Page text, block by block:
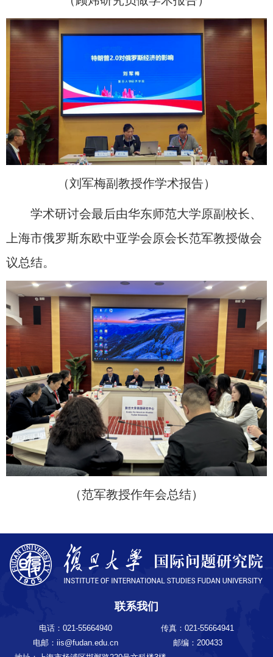
（刘军梅副教授作学术报告）
学术研讨会最后由华东师范大学原副校长、
上海市俄罗斯东欧中亚学会原会长范军教授做会
议总结。
（范军教授作年会总结）
联系我们
电话：021-55664940
传真：021-55664941
电邮：iis@fudan.edu.cn
邮编：200433